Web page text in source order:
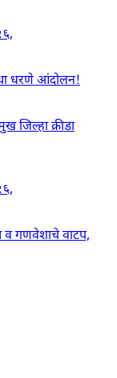
धरणे आंदोलन!
जिल्हा क्रीडा
व गणवेशाचे वाटप,